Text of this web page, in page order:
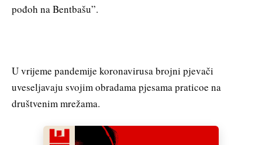
pođoh na Bentbašu”.
U vrijeme pandemije koronavirusa brojni pjevači
uveseljavaju svojim obradama pjesama praticoe na
društvenim mrežama.